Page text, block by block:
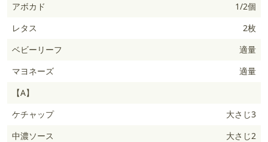
アボカド
1/2個
レタス
2枚
ベビーリーフ
適量
マヨネーズ
適量
【A】
ケチャップ
大さじ3
中濃ソース
大さじ2